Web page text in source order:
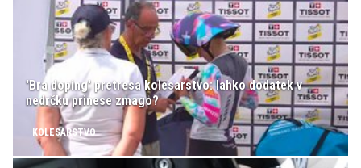
'Bra doping' pretresa kolesarstvo: lahko dodatek v
nedrčku prinese zmago?
KOLESARSTVO